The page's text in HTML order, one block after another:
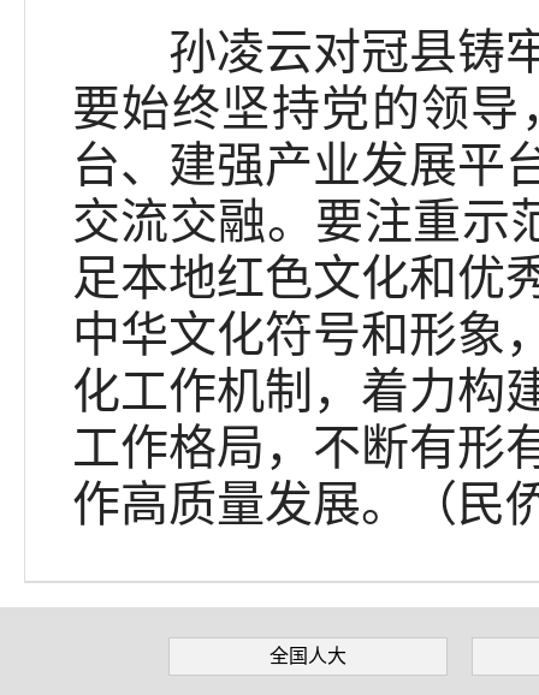
孙凌云对冠县铸牢
要始终坚持党的领
台、建强产业发展平
交流交融。要注重示
足本地红色文化和优
中华文化符号和形象
化工作机制，着力构
工作格局，不断有形
作高质量发展。（民
全国人大